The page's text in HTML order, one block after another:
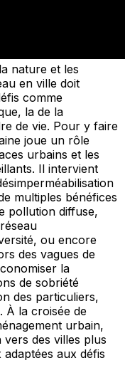
nature et les
en ville doit
comme
la de la
de vie. Pour y faire
joue un rôle
urbains et les
Il intervient
multiples bénéfices
pollution diffuse,
ou encore
des vagues de
la
de sobriété
des particuliers,
À la croisée de
urbain,
des villes plus
aux défis